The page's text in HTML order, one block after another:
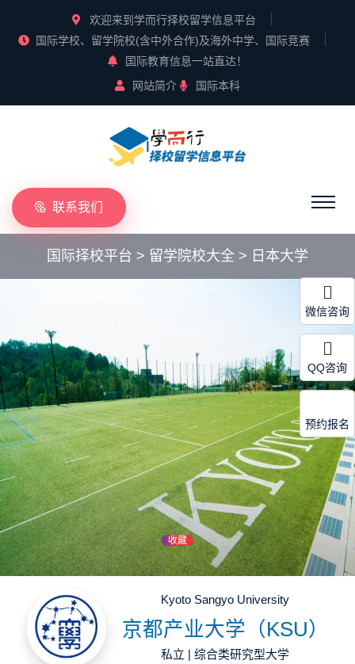
欢迎来到学而行择校留学信息平台
国际学校、留学院校(含中外合作)及海外中学、国际竞赛
国际教育信息一站直达！
网站简介
国际本科
联系我们
国际择校平台 > 留学院校大全 > 日本大学
收藏
Kyoto Sangyo University
京都产业大学（KSU）
私立 | 综合类研究型大学
微信咨询
QQ咨询
预约报名